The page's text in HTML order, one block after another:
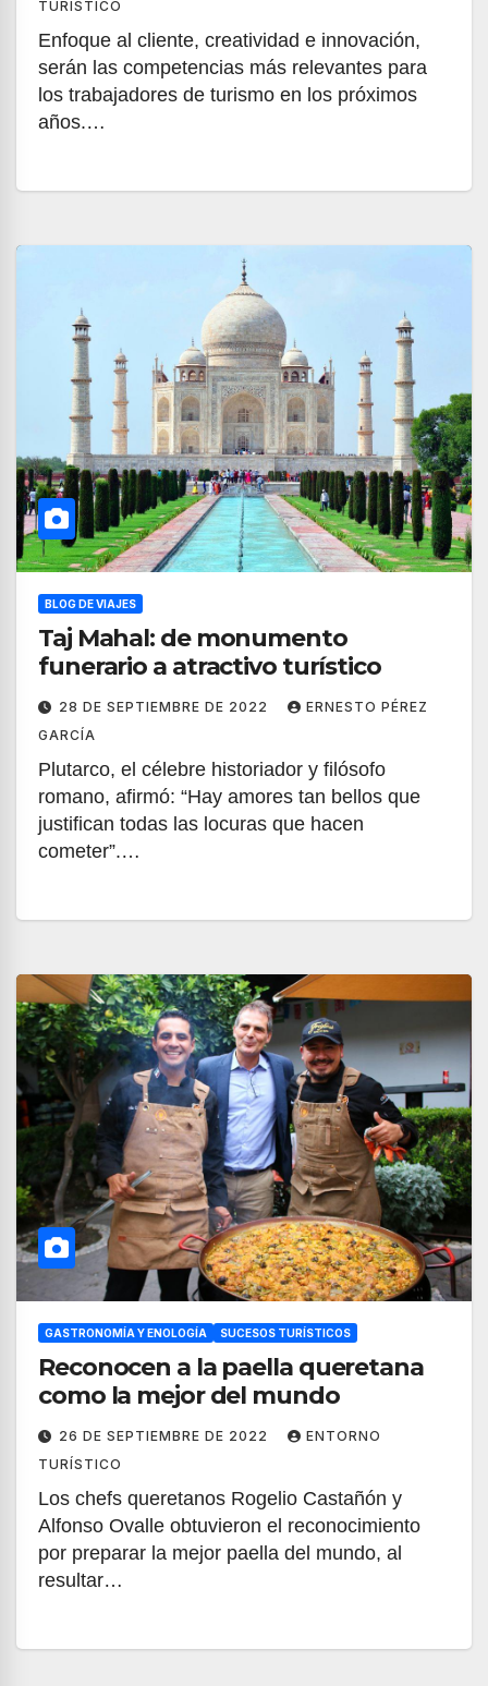
TURÍSTICO
Enfoque al cliente, creatividad e innovación,
serán las competencias más relevantes para
los trabajadores de turismo en los próximos
años.…
BLOG DE VIAJES
Taj Mahal: de monumento
funerario a atractivo turístico
28 DE SEPTIEMBRE DE 2022
ERNESTO PÉREZ
GARCÍA
Plutarco, el célebre historiador y filósofo
romano, afirmó: “Hay amores tan bellos que
justifican todas las locuras que hacen
cometer”.…
GASTRONOMÍA Y ENOLOGÍA SUCESOS TURÍSTICOS
Reconocen a la paella queretana
como la mejor del mundo
26 DE SEPTIEMBRE DE 2022
ENTORNO
TURÍSTICO
Los chefs queretanos Rogelio Castañón y
Alfonso Ovalle obtuvieron el reconocimiento
por preparar la mejor paella del mundo, al
resultar…